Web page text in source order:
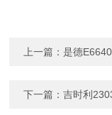
上一篇：是德
下一篇：吉时利